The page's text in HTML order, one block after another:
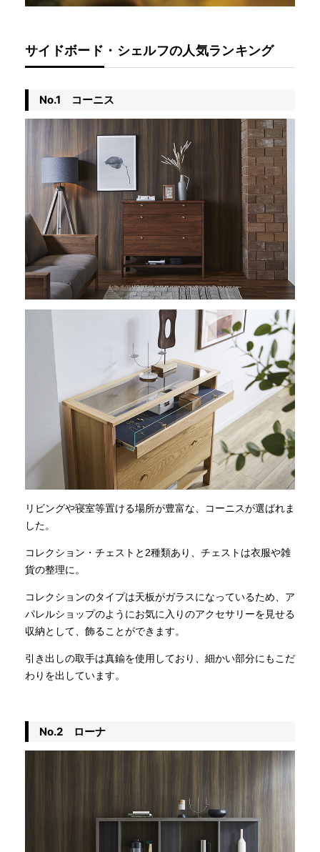
サイドボード・シェルフの人気ランキング
No.1 コーニス
リビングや寝室等置ける場所が豊富な、コーニスが選ばれま
した。
コレクション・チェストと2種類あり、チェストは衣服や雑
貨の整理に。
コレクションのタイプは天板がガラスになっているため、ア
パレルショップのようにお気に入りのアクセサリーを見せる
収納として、飾ることができます。
引き出しの取手は真鍮を使用しており、細かい部分にもこだ
わりを出しています。
No.2 ローナ